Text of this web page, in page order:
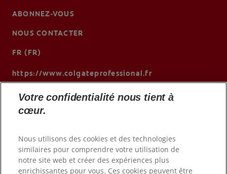
ABONNEZ-VOUS
NOUS CONTACTER
FR (FR)
https://www.colgateprofessional.fr
Votre confidentialité nous tient à
cœur.
Nous utilisons des cookies et des technologies
similaires pour comprendre votre utilisation de
notre site web et créer des expériences plus
enrichissantes pour vous. Ces cookies peuvent être